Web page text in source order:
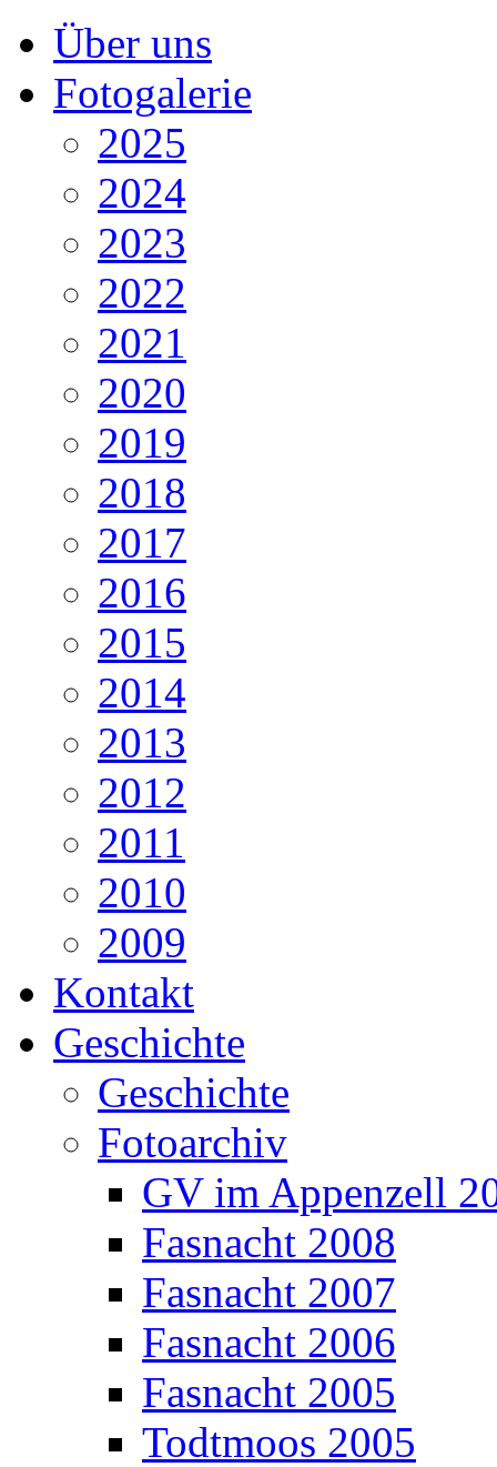
Über uns
Fotogalerie
2025
2024
2023
2022
2021
2020
2019
2018
2017
2016
2015
2014
2013
2012
2011
2010
2009
Kontakt
Geschichte
Geschichte
Fotoarchiv
GV im Appenzell
Fasnacht 2008
Fasnacht 2007
Fasnacht 2006
Fasnacht 2005
Todtmoos 2005